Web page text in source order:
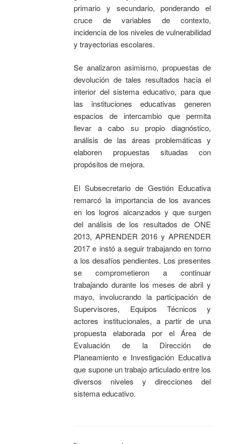
primario y secundario, ponderando el
cruce de variables de contexto,
incidencia de los niveles de vulnerabilidad
y trayectorias escolares.
Se analizaron asimismo, propuestas de
devolución de tales resultados hacia el
interior del sistema educativo, para que
las instituciones educativas generen
espacios de intercambio que permita
llevar a cabo su propio diagnóstico,
análisis de las áreas problemáticas y
elaboren propuestas situadas con
propósitos de mejora.
El Subsecretario de Gestión Educativa
remarcó la importancia de los avances
en los logros alcanzados y que surgen
del análisis de los resultados de ONE
2013, APRENDER 2016 y APRENDER
2017 e instó a seguir trabajando en torno
a los desafíos pendientes. Los presentes
se comprometieron a continuar
trabajando durante los meses de abril y
mayo, involucrando la participación de
Supervisores, Equipos Técnicos y
actores institucionales, a partir de una
propuesta elaborada por el Área de
Evaluación de la Dirección de
Planeamiento e Investigación Educativa
que supone un trabajo articulado entre los
diversos niveles y direcciones del
sistema educativo.